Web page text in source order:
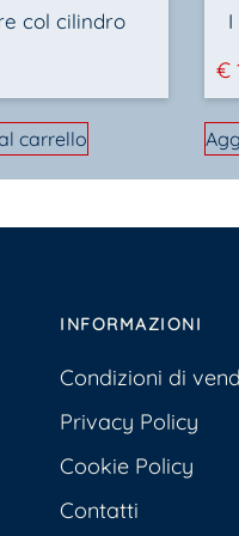
col cilindro
carrello
€
INFORMAZIONI
Condizioni di
Privacy Policy
Cookie Policy
Contatti